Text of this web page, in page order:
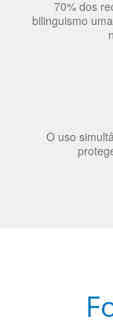
70% dos